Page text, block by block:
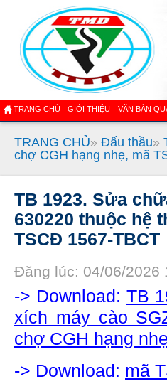
TRANG CHỦ GIỚI THIỆU VĂN BẢN
TRANG CHỦ» Đấu thầu»
chợ CGH hạng nhẹ, mã
TB 1923. Sửa
630220 thuộc hệ
TSCĐ 1567-TBCT
Đăng lúc: 04/06/2026
-> Download: TB
xích máy cào
chợ CGH hạng nhẹ
-> Download: mã